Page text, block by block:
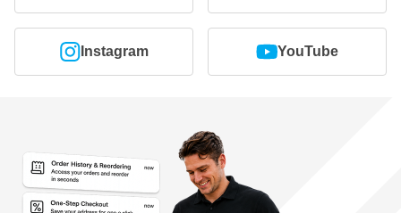
Instagram YouTube